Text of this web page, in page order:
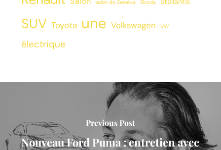
salon de Genève Skoda
SUV Toyota une Volkswagen VW
électrique
Previous Post
Nouveau Ford Puma : entretien avec